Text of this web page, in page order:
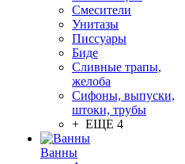
Смесители
Унитазы
Писсуары
Биде
Сливные трапы,
желоба
Сифоны, выпуски,
штоки, трубы
+ ЕЩЕ 4
Ванны